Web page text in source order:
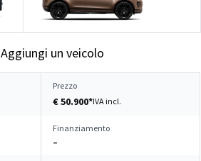
Aggiungi un veicolo
Prezzo
€ 50.900*IVA incl.
Finanziamento
–